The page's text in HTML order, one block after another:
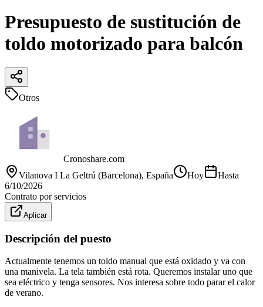
Presupuesto de sustitución de
toldo motorizado para balcón
Otros
Cronoshare.com
Vilanova I La Geltrú (Barcelona), España Hoy
Hasta
6/10/2026
Contrato por servicios
Aplicar
Descripción del puesto
Actualmente tenemos un toldo manual que está oxidado y va con
una manivela. La tela también está rota. Queremos instalar uno que
sea eléctrico y tenga sensores. Nos interesa sobre todo parar el calor
de verano.